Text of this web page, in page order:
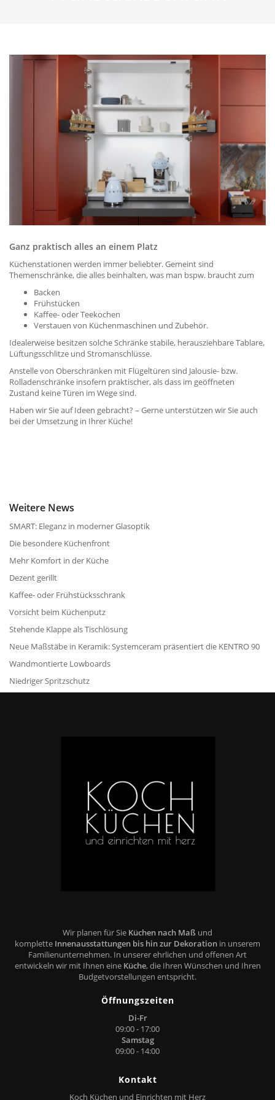
Ganz praktisch alles an einem Platz
Küchenstationen werden immer beliebter. Gemeint sind
Themenschränke, die alles beinhalten, was man bspw. braucht zum
Backen
Frühstücken
Kaffee- oder Teekochen
Verstauen von Küchenmaschinen und Zubehör.
Idealerweise besitzen solche Schränke stabile, herausziehbare Tablare,
Lüftungsschlitze und Stromanschlüsse.
Anstelle von Oberschränken mit Flügeltüren sind Jalousie- bzw.
Rolladenschränke insofern praktischer, als dass im geöffneten
Zustand keine Türen im Wege sind.
Haben wir Sie auf Ideen gebracht? – Gerne unterstützen wir Sie auch
bei der Umsetzung in Ihrer Küche!
Weitere News
SMART: Eleganz in moderner Glasoptik
Die besondere Küchenfront
Mehr Komfort in der Küche
Dezent gerillt
Kaffee- oder Frühstücksschrank
Vorsicht beim Küchenputz
Stehende Klappe als Tischlösung
Neue Maßstäbe in Keramik: Systemceram präsentiert die KENTRO 90
Wandmontierte Lowboards
Niedriger Spritzschutz
Wir planen für Sie Küchen nach Maß und
komplette Innenausstattungen bis hin zur Dekoration in unserem
Familienunternehmen. In unserer ehrlichen und offenen Art
entwickeln wir mit Ihnen eineKüche, die Ihren Wünschen und Ihren
Budgetvorstellungen entspricht.
Öffnungszeiten
Di-Fr
09:00 - 17:00
Samstag
09:00 - 14:00
Kontakt
Koch Küchen und Einrichten mit Herz